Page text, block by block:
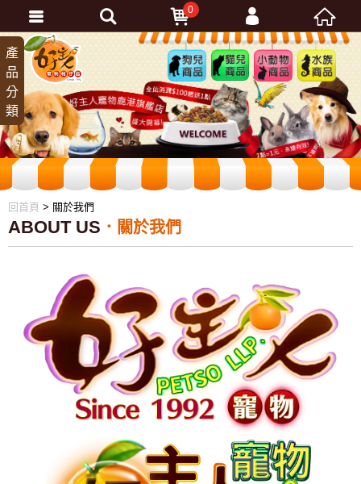
狗兒
商品
貓兒
商品
小動
物商
品
水族
商品
回首頁 > 關於我們
產
品
分
類
ABOUT US 關於我們
0
會員登入
忘記密碼
加入會員
訂單查詢